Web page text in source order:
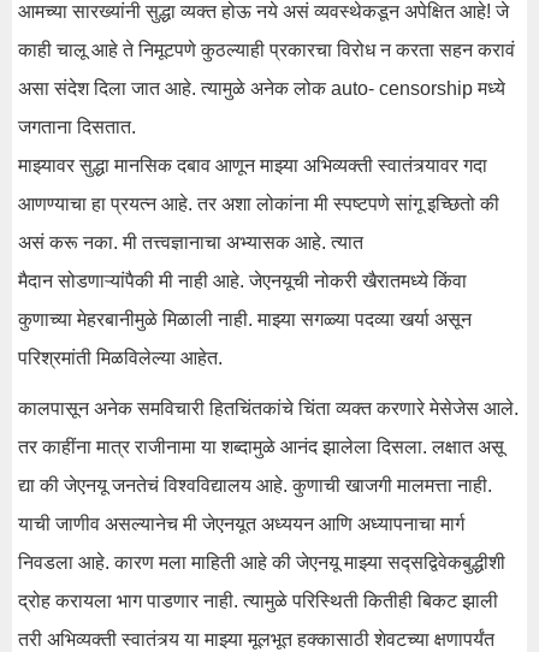
आमच्या सारख्यांनी सुद्धा व्यक्त होऊ नये असं व्यवस्थेकडून अपेक्षित आहे! जे‌‌
काही चालू आहे ते‌ निमूटपणे कुठल्याही प्रकारचा विरोध न करता सहन करावं‌
असा संदेश दिला जात आहे. त्यामुळे अनेक लोक auto- censorship मध्ये
जगताना दिसतात.
माझ्यावर सुद्धा मानसिक दबाव आणून माझ्या अभिव्यक्ती स्वातंत्र्यावर गदा
आणण्याचा हा प्रयत्न आहे. तर अशा लोकांना मी स्पष्टपणे सांगू इच्छितो की
असं करू नका. मी तत्त्वज्ञानाचा अभ्यासक आहे. त्यात
मैदान सोडणाऱ्यांपैकी मी नाही आहे. जेएनयूची नोकरी खैरातमध्ये किंवा
कुणाच्या मेहरबानीमुळे मिळाली नाही. माझ्या सगळ्या पदव्या खर्या असून
परिश्रमांती मिळविलेल्या आहेत.
कालपासून अनेक समविचारी हितचिंतकांचे चिंता व्यक्त करणारे मेसेजेस आले.
तर काहींना मात्र राजीनामा या शब्दामुळे आनंद झालेला दिसला. लक्षात असू
द्या की जेएनयू जनतेचं विश्वविद्यालय आहे. कुणाची खाजगी मालमत्ता नाही.
याची जाणीव असल्यानेच मी जेएनयूत अध्ययन आणि अध्यापनाचा मार्ग
निवडला आहे. कारण मला माहिती आहे की जेएनयू माझ्या सद्सद्विवेकबुद्धीशी
द्रोह करायला भाग पाडणार नाही. त्यामुळे परिस्थिती कितीही बिकट झाली
तरी अभिव्यक्ती स्वातंत्र्य या माझ्या मूलभूत हक्कासाठी शेवटच्या क्षणापर्यंत